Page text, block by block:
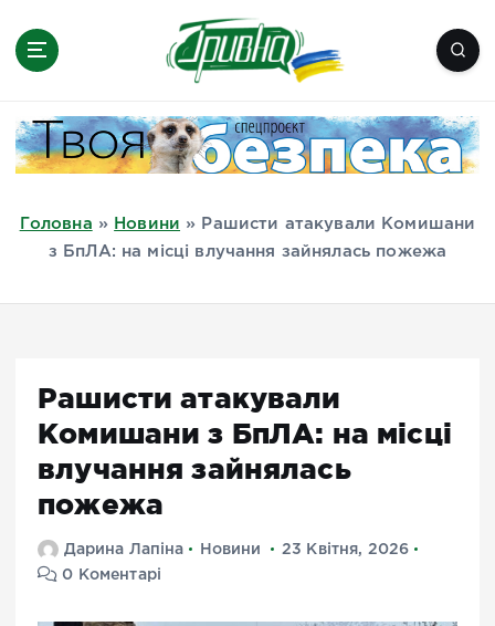
Миколаїв, Одеса, Мелітополь
Головна » Новини »
Рашисти атакували Комишани
з БпЛА: на місці влучання зайнялась пожежа
Рашисти атакували
Комишани з БпЛА: на місці
влучання зайнялась
пожежа
Дарина Лапіна Новини
23 Квітня, 2026
0 Коментарі